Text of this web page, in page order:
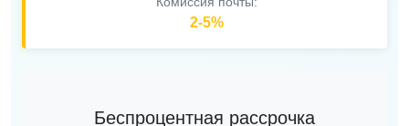
2-5%
Беспроцентная рассрочка